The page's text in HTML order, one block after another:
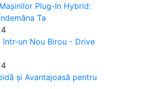
Plug-In Hybrid:
Ta
într-un Nou Birou - Drive
și Avantajoasă pentru